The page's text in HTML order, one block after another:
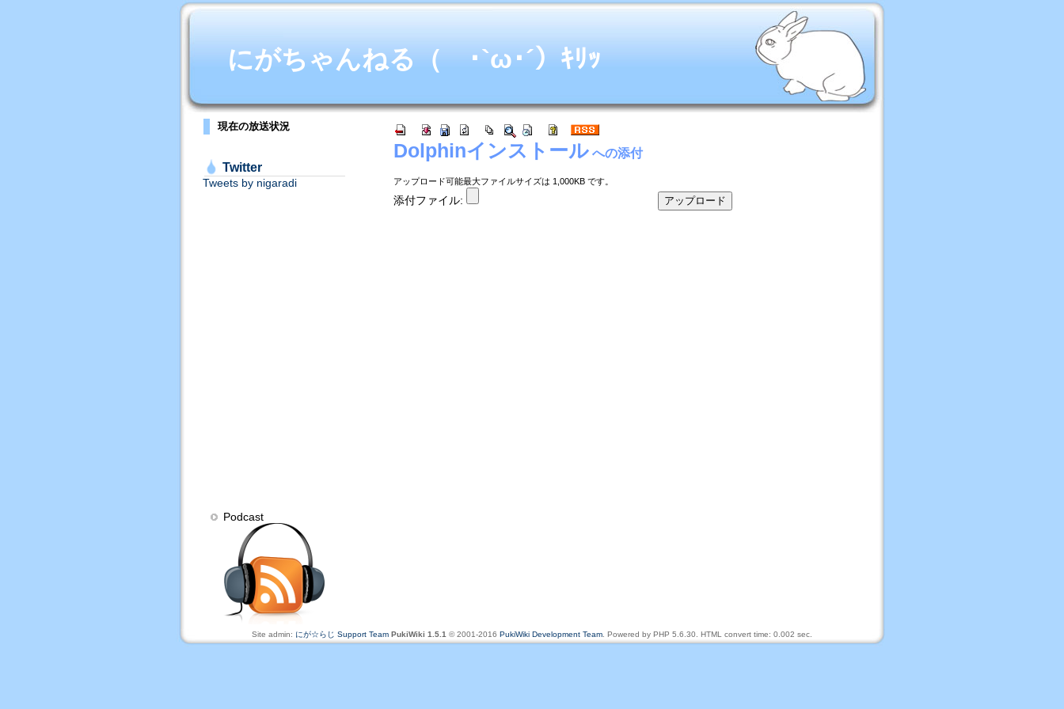
にがちゃんねる（ ･`ω･´）ｷﾘｯ
現在の放送状況
Twitter
Tweets by nigaradi
Podcast
Dolphinインストール への添付
アップロード可能最大ファイルサイズは 1,000KB です。
添付ファイル:
Site admin: にが☆らじ Support Team PukiWiki 1.5.1 © 2001-2016 PukiWiki Development Team . Powered by PHP 5.6.30. HTML convert time: 0.002 sec.